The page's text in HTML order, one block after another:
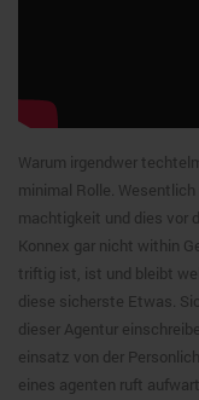
Warum irgendwer
minimal Rolle.
machtigkeit und dies vor
Konnex gar nicht within
triftig ist, ist und bleibt
diese sicherste Etwas.
dieser Agentur
einsatz von der
eines agenten ruft